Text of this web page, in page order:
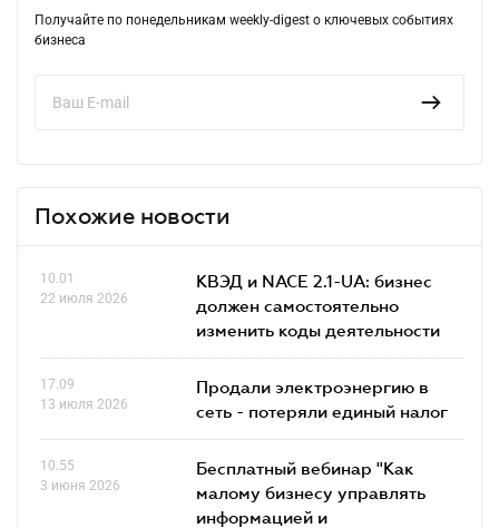
Получайте по понедельникам weekly-digest о ключевых событиях
бизнеса
Похожие новости
10.01
22 июля 2026
КВЭД и NACE 2.1-UA: бизнес
должен самостоятельно
изменить коды деятельности
17.09
13 июля 2026
Продали электроэнергию в
сеть - потеряли единый налог
10.55
3 июня 2026
Бесплатный вебинар "Как
малому бизнесу управлять
информацией и